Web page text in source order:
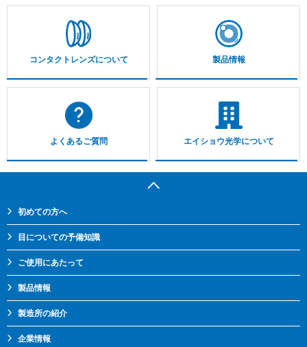
コンタクトレンズについて 製品情報
よくあるご質問 エイショウ光学について
初めての方へ
目についての予備知識
ご使用にあたって
製品情報
製造所の紹介
企業情報